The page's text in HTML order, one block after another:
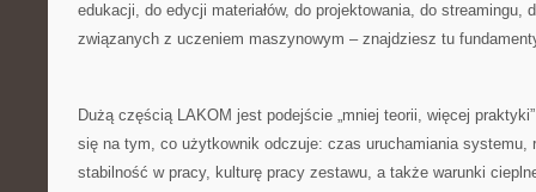
edukacji, do edycji materiałów, do projektowania, do streamingu,
związanych z uczeniem maszynowym – znajdziesz tu
Dużą częścią LAKOM jest podejście „mniej teorii, więcej
się na tym, co użytkownik odczuje: czas uruchamiania systemu,
stabilność w pracy, kulturę pracy zestawu, a także warunki